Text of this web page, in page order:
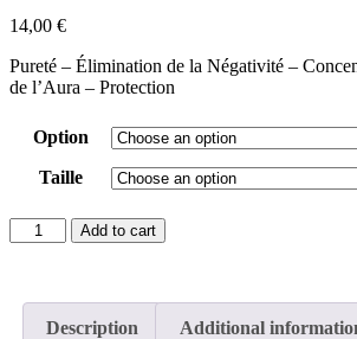
14,00 €
Pureté – Élimination de la Négativité –
de l’Aura – Protection
Option
Taille
Add to cart
Description Additional